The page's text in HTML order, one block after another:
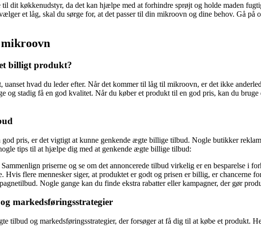
dit køkkenudstyr, da det kan hjælpe med at forhindre sprøjt og holde maden
et låg, skal du sørge for, at det passer til din mikroovn og dine behov. Gå
billigt produkt?
hvad du leder efter. Når det kommer til låg til mikroovn, er det ikke
og stadig få en god kvalitet. Når du køber et produkt til en god pris, kan du
pris, er det vigtigt at kunne genkende ægte billige tilbud. Nogle butikker
tips til at hjælpe dig med at genkende ægte billige tilbud:
priserne og se om det annoncerede tilbud virkelig er en besparelse i
Hvis flere mennesker siger, at produktet er godt og prisen er billig, er chancerne
Nogle gange kan du finde ekstra rabatter eller kampagner, der gør
markedsføringsstrategier
tilbud og markedsføringsstrategier, der forsøger at få dig til at købe et produkt.